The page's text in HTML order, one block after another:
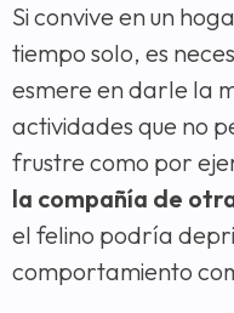
Si convive en un
tiempo solo, es
esmere en darle la
actividades que no
frustre como por
la compañía de
el felino podría
comportamiento